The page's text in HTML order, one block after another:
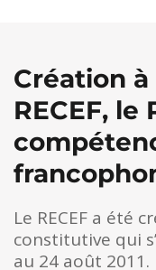
Création
RECEF, le
Le RECEF a été
constitutive qui
au 24 août 2011.